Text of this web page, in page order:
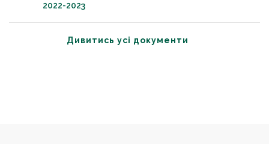
2022-2023
Дивитись усі документи